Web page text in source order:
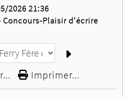
2026 21:36
Concours-Plaisir d'écrire
Imprimer...